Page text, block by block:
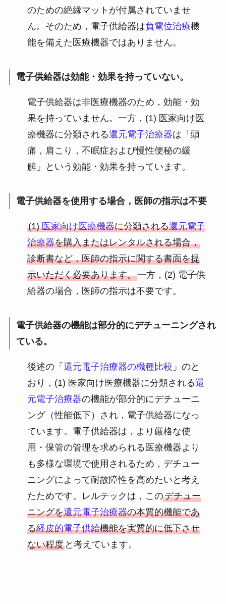
のための絶縁マットが付属されていませ
ん。そのため，電子供給器は負電位治療機
能を備えた医療機器ではありません。
電子供給器は効能・効果を持っていない。
電子供給器は非医療機器のため，効能・効
果を持っていません。一方，(1) 医家向け医
療機器に分類される還元電子治療器は「頭
痛，肩こり，不眠症および慢性便秘の緩
解」という効能・効果を持っています。
電子供給器を使用する場合，医師の指示は不要
(1)医家向け医療機器に分類される還元電子
治療器を購入またはレンタルされる場合，
診断書など，医師の指示に関する書面を提
示いただく必要あります。一方，(2) 電子供
給器の場合，医師の指示は不要です。
電子供給器の機能は部分的にデチューニングされ
ている。
後述の「 還元電子治療器の機種比較 」のと
おり，(1) 医家向け医療機器に分類される還
元電子治療器の機能が部分的にデチューニ
ング（性能低下）され，電子供給器になっ
ています。電子供給器は，より厳格な使
用・保管の管理を求められる医療機器より
も多様な環境で使用されるため，デチュー
ニングによって耐故障性を高めたいと考え
たためです。レルテックは，このデチュー
ニングを還元電子治療器の本質的機能であ
る経皮的電子供給機能を実質的に低下させ
ない程度と考えています。